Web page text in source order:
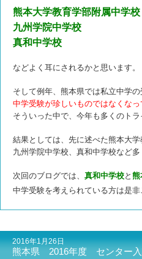
熊本大学教育学部附属中学校
九州学院中学校
真和中学校
などよく耳にされるかと思います。
そして例年、熊本県では私立中学
中学受験が珍しいものではなくな
そういった中で、今年も多くのト
結果としては、先に述べた熊本大
九州学院中学校、真和中学校など
次回のブログでは、 真和中学校と 熊
中学受験を考えられている方は是非
2016年1月26日
熊本県 2016年度 センター入